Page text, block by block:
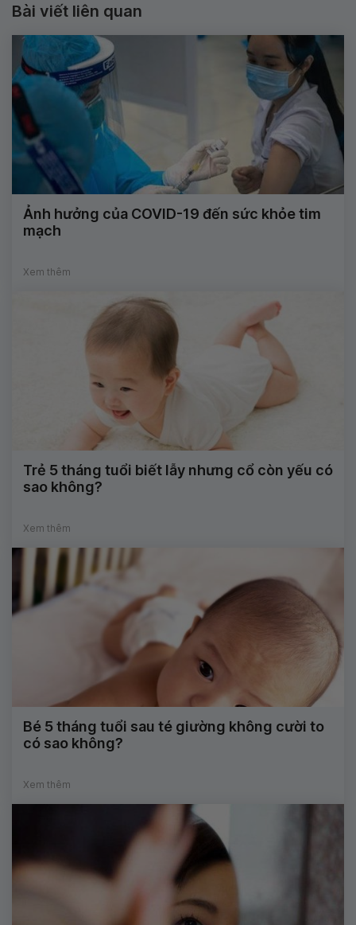
Bài viết liên quan
Ảnh hưởng của COVID-19 đến sức khỏe tim
mạch
Xem thêm
Trẻ 5 tháng tuổi biết lẫy nhưng cổ còn yếu có
sao không?
Xem thêm
Bé 5 tháng tuổi sau té giường không cười to
có sao không?
Xem thêm